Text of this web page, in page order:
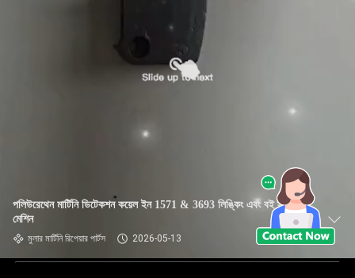
পলিউরেথেন মার্টিনি ডিটেকশন কয়েল ইন 1571 & 3693 লিঙ্কিং এবং বই স্ট্যাকিং
মেশিন
মুলার মার্টিনি রিপেয়ার পার্টস 2026-05-13